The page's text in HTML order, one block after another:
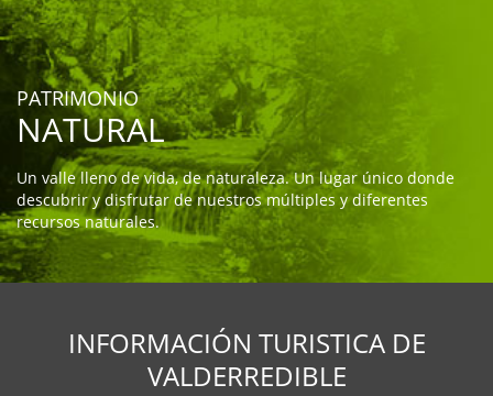
PATRIMONIO
NATURAL
Un valle lleno de vida, de naturaleza. Un lugar único donde
descubrir y disfrutar de nuestros múltiples y diferentes
recursos naturales.
INFORMACIÓN TURISTICA DE
VALDERREDIBLE